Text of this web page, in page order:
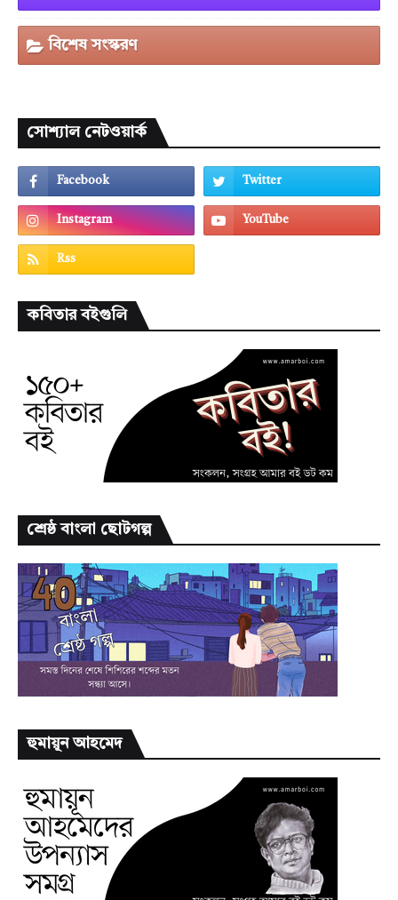
বিশেষ সংস্করণ
সোশ্যাল নেটওয়ার্ক
কবিতার বইগুলি
শ্রেষ্ঠ বাংলা ছোটগল্প
হুমায়ূন আহমেদ